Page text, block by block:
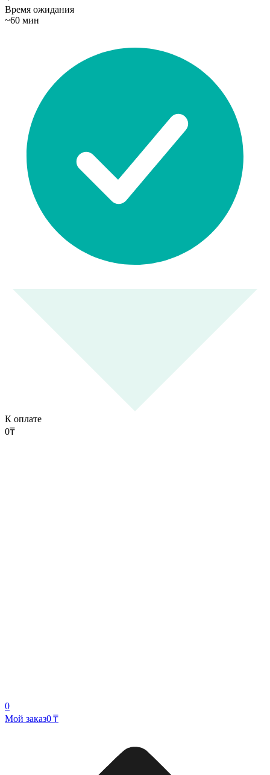
Время ожидания
~60 мин
К оплате
0₸
0
Мой заказ0 ₸